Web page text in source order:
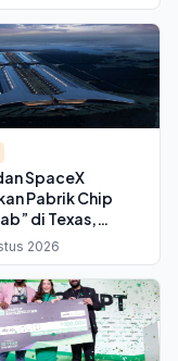
SpaceX
Pabrik Chip
di Texas,
Awal Capai Rp
2026